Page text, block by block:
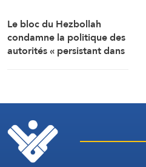
Le bloc du Hezbollah
condamne la politique des
autorités « persistant dans